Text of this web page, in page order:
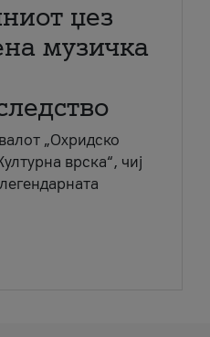
џез
музичка
„Охридско
врска“, чиј